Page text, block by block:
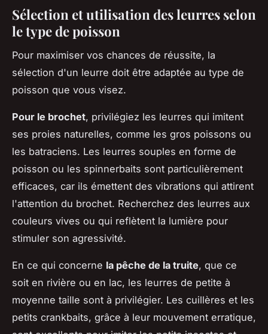
Sélection et utilisation des leurres selon
le type de poisson
Pour maximiser vos chances de réussite, la
sélection d'un leurre doit être adaptée au type de
poisson que vous visez.
Pour le brochet, privilégiez les leurres qui imitent
ses proies naturelles, comme les gros poissons ou
les batraciens. Les leurres souples en forme de
poisson ou les spinnerbaits sont particulièrement
efficaces, car ils émettent des vibrations qui attirent
l'attention du brochet. Recherchez des leurres aux
couleurs vives ou qui reflètent la lumière pour
stimuler son agressivité.
En ce qui concerne la pêche de la truite, que ce
soit en rivière ou en lac, les leurres de petite à
moyenne taille sont à privilégier. Les cuillères et les
petits crankbaits, grâce à leur mouvement erratique,